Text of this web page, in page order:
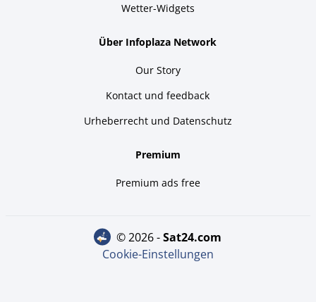
Wetter-Widgets
Über Infoplaza Network
Our Story
Kontact und feedback
Urheberrecht und Datenschutz
Premium
Premium ads free
© 2026 - sat24.com
Cookie-Einstellungen